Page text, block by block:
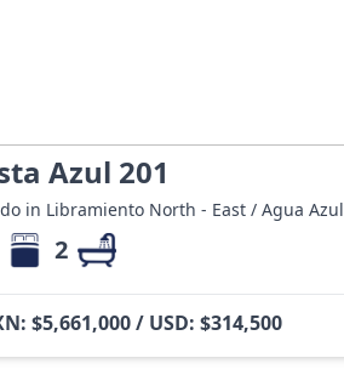
Azul 201
in Libramiento North - East / Agua Azul
2
$5,661,000 / USD: $314,500